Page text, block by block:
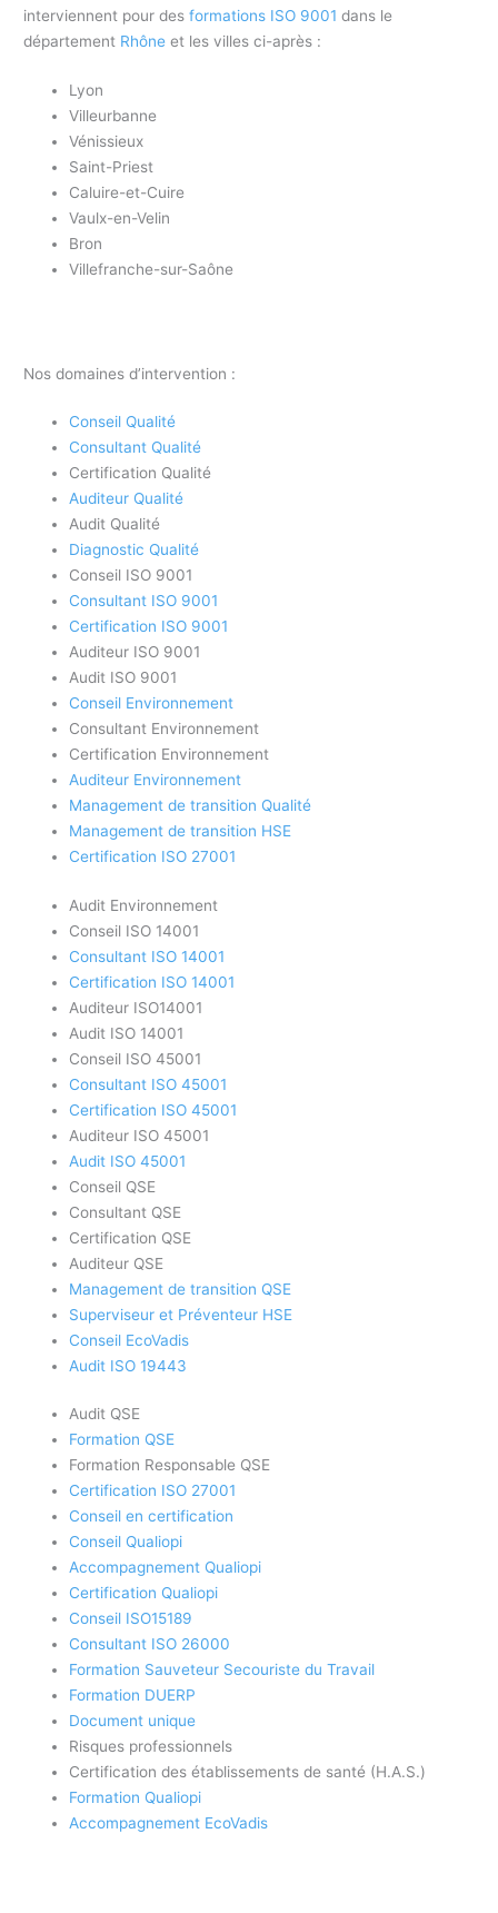
interviennent pour desformations ISO 9001 dans le
département Rhône et les villes ci-après :
Lyon
Villeurbanne
Vénissieux
Saint-Priest
Caluire-et-Cuire
Vaulx-en-Velin
Bron
Villefranche-sur-Saône
Nos domaines d’intervention :
Conseil Qualité
Consultant Qualité
Certification Qualité
Auditeur Qualité
Audit Qualité
Diagnostic Qualité
Conseil ISO 9001
Consultant ISO 9001
Certification ISO 9001
Auditeur ISO 9001
Audit ISO 9001
Conseil Environnement
Consultant Environnement
Certification Environnement
Auditeur Environnement
Management de transition Qualité
Management de transition HSE
Certification ISO 27001
Audit Environnement
Conseil ISO 14001
Consultant ISO 14001
Certification ISO 14001
Auditeur ISO14001
Audit ISO 14001
Conseil ISO 45001
Consultant ISO 45001
Certification ISO 45001
Auditeur ISO 45001
Audit ISO 45001
Conseil QSE
Consultant QSE
Certification QSE
Auditeur QSE
Management de transition QSE
Superviseur et Préventeur HSE
Conseil EcoVadis
Audit ISO 19443
Audit QSE
Formation QSE
Formation Responsable QSE
Certification ISO 27001
Conseil en certification
Conseil Qualiopi
Accompagnement Qualiopi
Certification Qualiopi
Conseil ISO15189
Consultant ISO 26000
Formation Sauveteur Secouriste du Travail
Formation DUERP
Document unique
Risques professionnels
Certification des établissements de santé (H.A.S.)
Formation Qualiopi
Accompagnement EcoVadis